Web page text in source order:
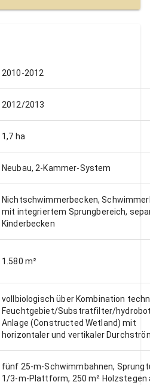
2010-2012
2012/2013
1,7 ha
Neubau, 2-Kammer-System
Nichtschwimmerbecken,
mit integriertem Sprungbereich,
Kinderbecken
1.580 m²
vollbiologisch über Kombination
Feuchtgebiet/Substratfilter/
Anlage (Constructed Wetland) mit
horizontaler und vertikaler
fünf 25-m-Schwimmbahnen,
1/3-m-Plattform, 250 m² Holzstegen